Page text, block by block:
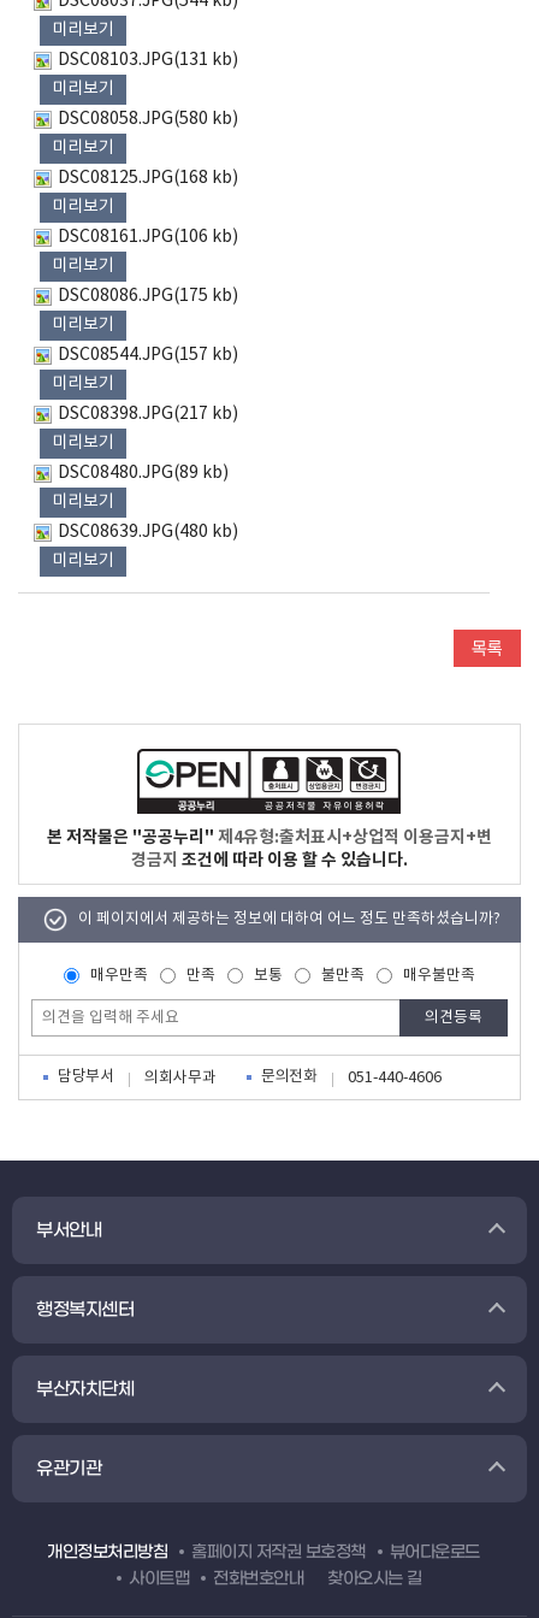
미리보기
DSC08103.JPG(131 kb)
미리보기
DSC08058.JPG(580 kb)
미리보기
DSC08125.JPG(168 kb)
미리보기
DSC08161.JPG(106 kb)
미리보기
DSC08086.JPG(175 kb)
미리보기
DSC08544.JPG(157 kb)
미리보기
DSC08398.JPG(217 kb)
미리보기
DSC08480.JPG(89 kb)
미리보기
DSC08639.JPG(480 kb)
미리보기
본 저작물은 "공공누리" 제4유형:출처표시+상업적 이용금지+변
경금지 조건에 따라 이용 할 수 있습니다.
이 페이지에서 제공하는 정보에 대하여 어느 정도 만족하셨습니까?
매우만족 만족 보통 불만족 매우불만족
담당부서 의회사무과 문의전화 051-440-4606
부서안내
행정복지센터
부산자치단체
유관기관
개인정보처리방침 홈페이지 저작권 보호정책
뷰어다운로드
사이트맵
전화번호안내 찾아오시는 길